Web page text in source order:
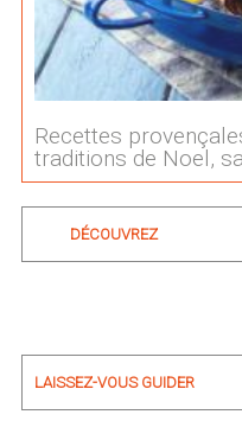
Recettes
traditions de Noel,
DÉCOUVREZ
LAISSEZ-VOUS GUIDER